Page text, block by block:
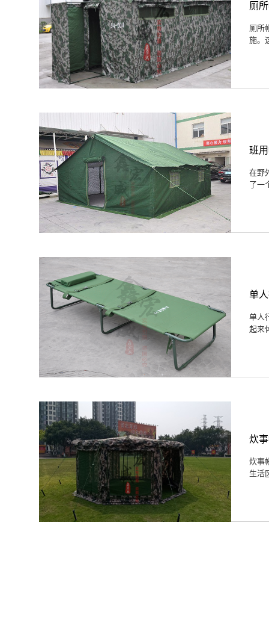
厕
厕所
施。
班
在野
了一
单
单人
起来
炊
炊事
生活